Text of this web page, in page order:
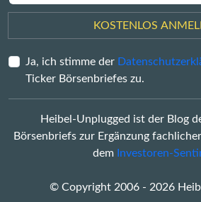
KOSTENLOS
Ja, ich stimme der
Ticker Börsenbriefes zu.
Heibel-Unplugged ist der Blog
Börsenbriefs zur Ergänzung
dem Investoren-
© Copyright 2006 - 2026